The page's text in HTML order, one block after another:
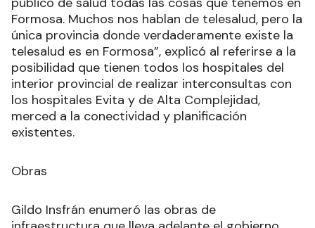
Formosa. Muchos nos hablan de telesalud, pero la
única provincia donde verdaderamente existe la
telesalud es en Formosa”, explicó al referirse a la
posibilidad que tienen todos los hospitales del
interior provincial de realizar interconsultas con
los hospitales Evita y de Alta Complejidad,
merced a la conectividad y planificación
existentes.
Obras
Gildo Insfrán enumeró las obras de